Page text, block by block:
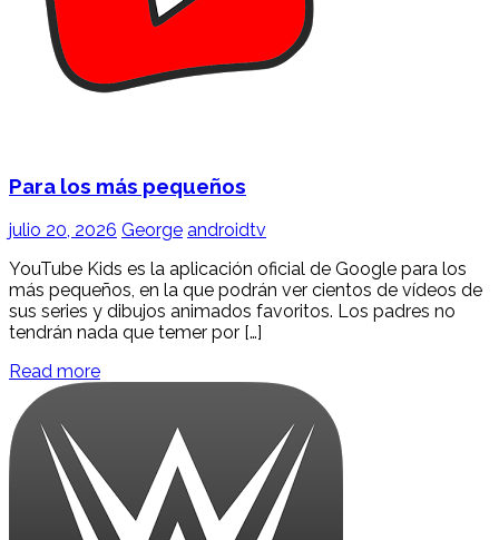
Para los más pequeños
julio 20, 2026 George androidtv
YouTube Kids es la aplicación oficial de Google para los
más pequeños, en la que podrán ver cientos de vídeos de
sus series y dibujos animados favoritos. Los padres no
tendrán nada que temer por […]
Read more